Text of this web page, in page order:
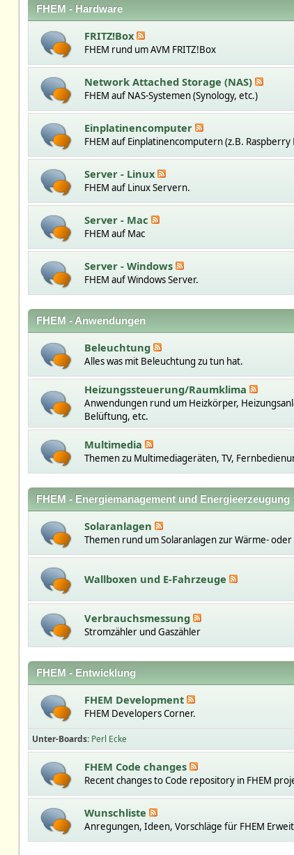
FHEM - Hardware
FRITZ!Box
FHEM rund um AVM FRITZ!Box
Network Attached Storage (NAS)
FHEM auf NAS-Systemen (Synology, etc.)
Einplatinencomputer
FHEM auf Einplatinencomputern (z.B. Raspberry
Server - Linux
FHEM auf Linux Servern.
Server - Mac
FHEM auf Mac
Server - Windows
FHEM auf Windows Server.
FHEM - Anwendungen
Beleuchtung
Alles was mit Beleuchtung zu tun hat.
Heizungssteuerung/Raumklima
Anwendungen rund um Heizkörper,
Belüftung, etc.
Multimedia
Themen zu Multimediageräten, TV,
FHEM - Energiemanagement und Energieerzeugung
Solaranlagen
Themen rund um Solaranlagen zur Wärme-
Wallboxen und E-Fahrzeuge
Verbrauchsmessung
Stromzähler und Gaszähler
FHEM - Entwicklung
FHEM Development
FHEM Developers Corner.
Unter-Boards Perl Ecke
FHEM Code changes
Recent changes to Code repository in FHEM
Wunschliste
Anregungen, Ideen, Vorschläge für FHEM